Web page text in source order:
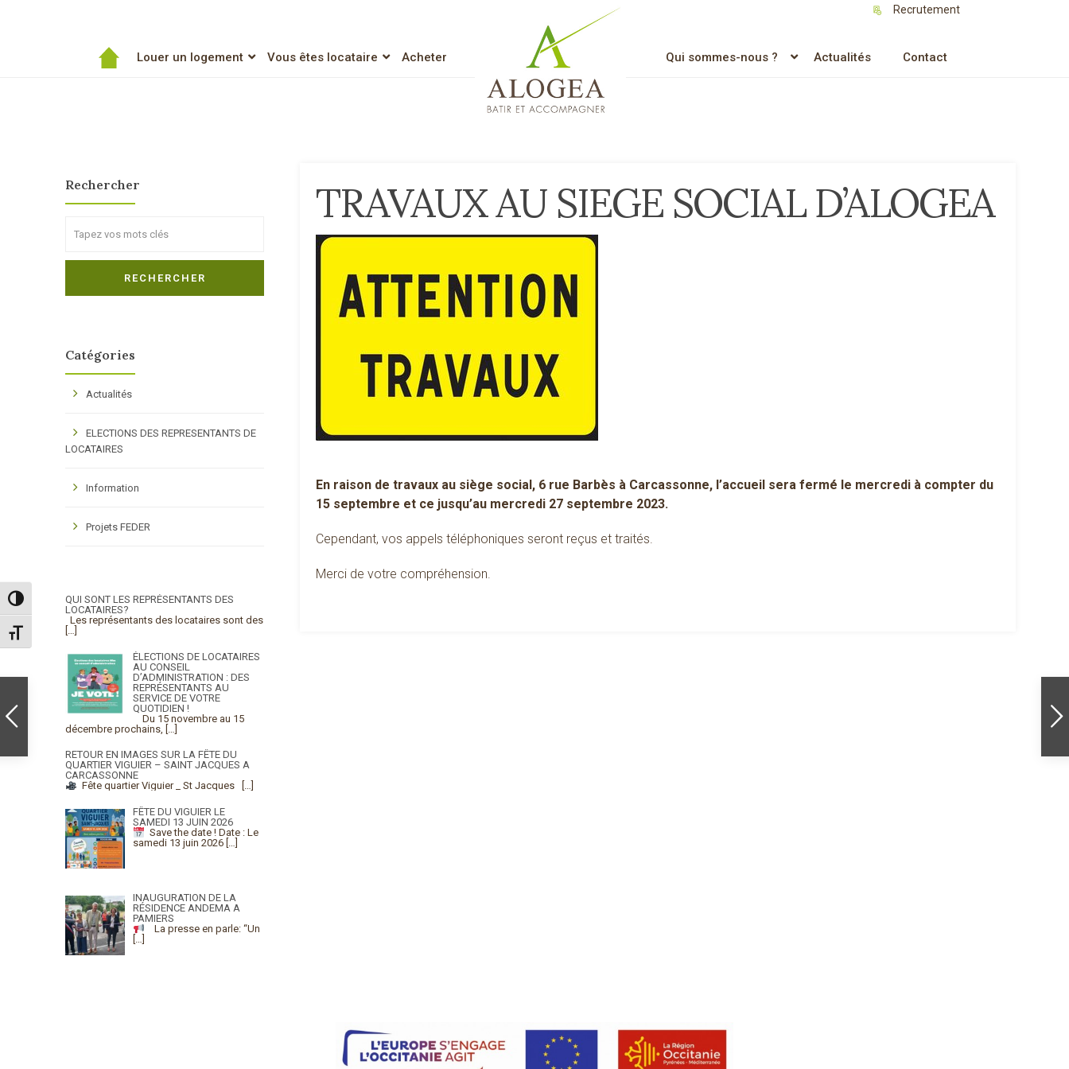
Passer en contraste élevé
Changer la taille de la police
Recrutement
Louer un logement Vous êtes locataire Acheter Lien vers l’accueil Qui sommes-nous ? Actualités Contact
TRAVAUX AU SIEGE SOCIAL D’ALOGEA
En raison de travaux au siège social, 6 rue Barbès à Carcassonne, l’accueil sera fermé le mercredi à compter du
15 septembre et ce jusqu’au mercredi 27 septembre 2023.
Cependant, vos appels téléphoniques seront reçus et traités.
Merci de votre compréhension.
Rechercher
RECHERCHER
Catégories
Actualités
ELECTIONS DES REPRESENTANTS DE
LOCATAIRES
Information
Projets FEDER
QUI SONT LES REPRÉSENTANTS DES
LOCATAIRES?
Les représentants des locataires sont des
[…]
ÉLECTIONS DE LOCATAIRES
AU CONSEIL
D’ADMINISTRATION : DES
REPRÉSENTANTS AU
SERVICE DE VOTRE
QUOTIDIEN !
Du 15 novembre au 15
décembre prochains, […]
RETOUR EN IMAGES SUR LA FÊTE DU
QUARTIER VIGUIER – SAINT JACQUES A
CARCASSONNE
Fête quartier Viguier _ St Jacques
[…]
FÊTE DU VIGUIER LE
SAMEDI 13 JUIN 2026
Save the date ! Date : Le
samedi 13 juin 2026 […]
INAUGURATION DE LA
RÉSIDENCE ANDEMA A
PAMIERS
La presse en parle: “Un
[…]